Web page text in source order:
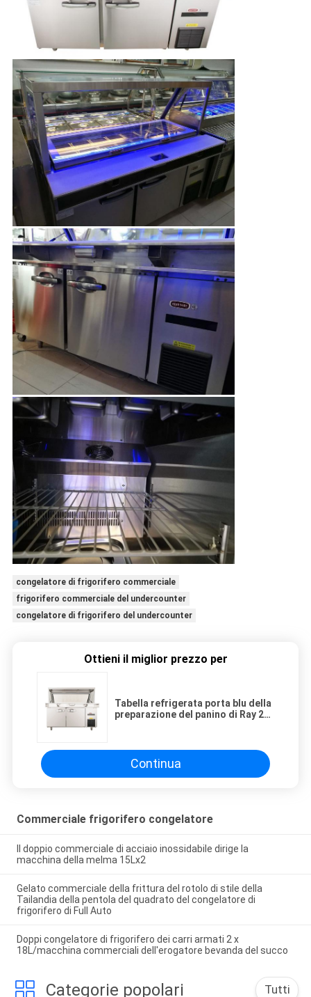
congelatore di frigorifero commerciale
frigorifero commerciale del undercounter
congelatore di frigorifero del undercounter
Ottieni il miglior prezzo per
Tabella refrigerata porta blu della
preparazione del panino di Ray 2
frigorifero commerciale di
Antivari di insalata
Continua
Commerciale frigorifero congelatore
Il doppio commerciale di acciaio inossidabile dirige la
macchina della melma 15Lx2
Gelato commerciale della frittura del rotolo di stile della
Tailandia della pentola del quadrato del congelatore di
frigorifero di Full Auto
Doppi congelatore di frigorifero dei carri armati 2 x
18L/macchina commerciali dell'erogatore bevanda del succo
Categorie popolari Tutti